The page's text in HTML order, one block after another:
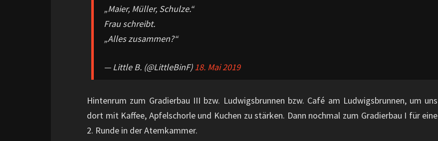
„Maier, Müller, Schulze.“
Frau schreibt.
„Alles zusammen?“
— Little B. (@LittleBinF)18. Mai 2019
Hintenrum zum Gradierbau III bzw. Ludwigsbrunnen bzw. Café am Ludwigsbrunnen, um uns
dort mit Kaffee, Apfelschorle und Kuchen zu stärken. Dann nochmal zum Gradierbau I für eine
2. Runde in der Atemkammer.